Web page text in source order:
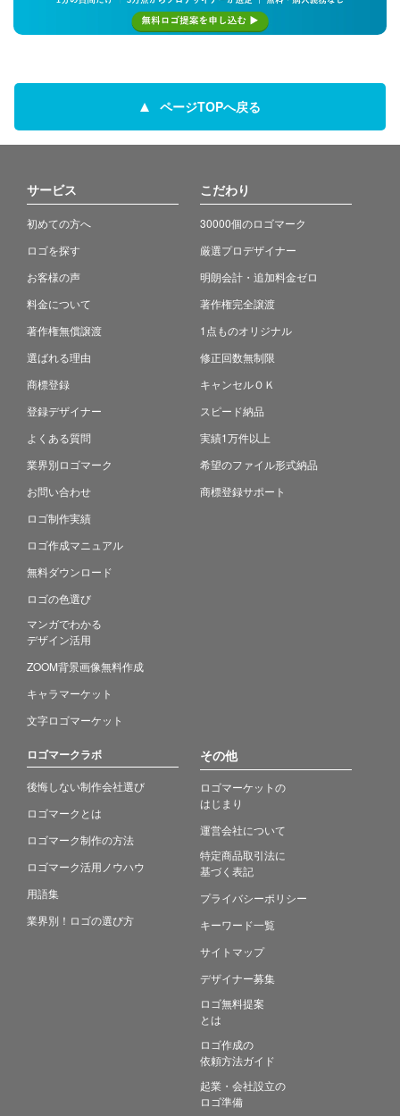
ページTOPへ戻る
サービス
初めての方へ
ロゴを探す
お客様の声
料金について
著作権無償譲渡
選ばれる理由
商標登録
登録デザイナー
よくある質問
業界別ロゴマーク
お問い合わせ
ロゴ制作実績
ロゴ作成マニュアル
無料ダウンロード
ロゴの色選び
マンガでわかる
デザイン活用
ZOOM背景画像無料作成
キャラマーケット
文字ロゴマーケット
こだわり
30000個のロゴマーク
厳選プロデザイナー
明朗会計・追加料金ゼロ
著作権完全譲渡
1点ものオリジナル
修正回数無制限
キャンセルＯＫ
スピード納品
実績1万件以上
希望のファイル形式納品
商標登録サポート
ロゴマークラボ
後悔しない制作会社選び
ロゴマークとは
ロゴマーク制作の方法
ロゴマーク活用ノウハウ
用語集
業界別！ロゴの選び方
その他
ロゴマーケットの
はじまり
運営会社について
特定商品取引法に
基づく表記
プライバシーポリシー
キーワード一覧
サイトマップ
デザイナー募集
ロゴ無料提案
とは
ロゴ作成の
依頼方法ガイド
起業・会社設立の
ロゴ準備